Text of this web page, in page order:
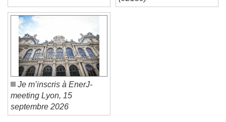
(92130)
Je m’inscris à EnerJ-
meeting Lyon, 15
septembre 2026